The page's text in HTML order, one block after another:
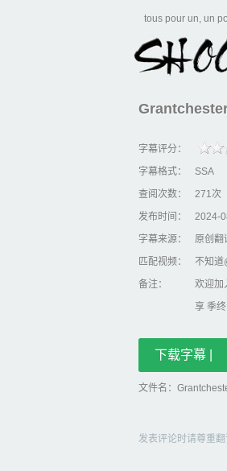
tous pour un, un
字幕评分：
字幕格式：
SSA
查阅次数：
271次
发布时间：
2024-
字幕来源：
原创翻
匹配视频：
不知道
备注：
欢迎加
享 季
下载字幕 |
文件名：
发表评论时请尊重